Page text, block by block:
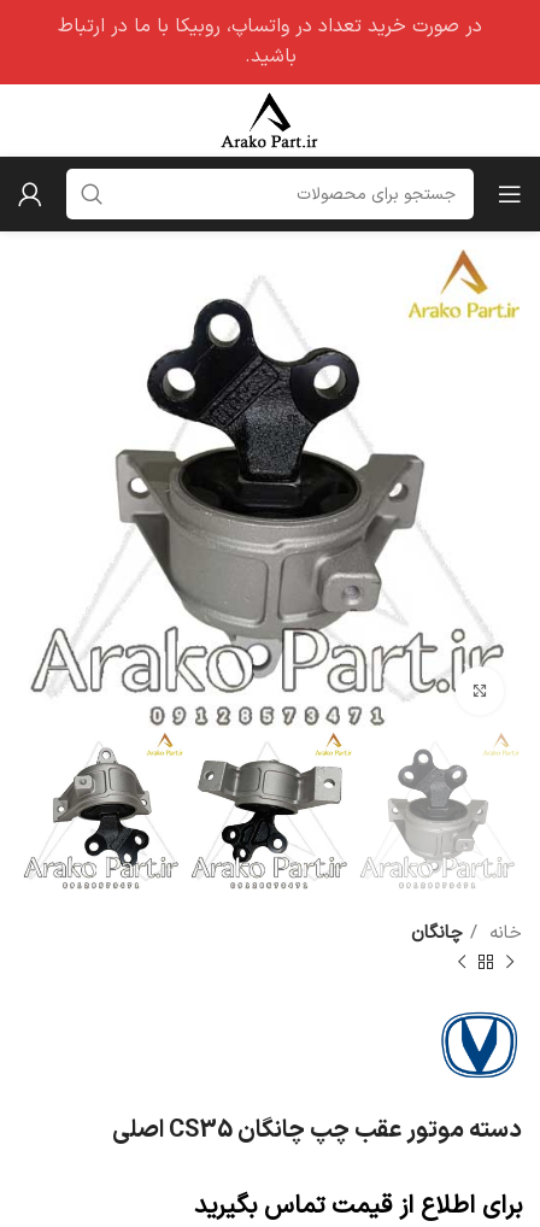
برای بزرگنمایی کلیک کنید
خانه چانگان
دسته موتور عقب چپ چانگان CS35 اصلی
برای اطلاع از قیمت تماس بگیرید
در صورت خرید تعداد در واتساپ، روبیکا با ما در ارتباط
باشید.